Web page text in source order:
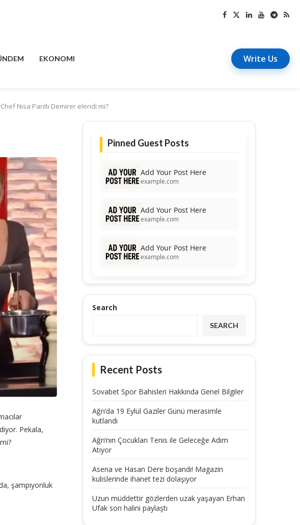
EKONOMI Write Us
Nisa Parıltı Demirer elendi mi?
Pekala,
şampiyonluk
Pinned Guest Posts
Add Your Post Here
example.com
Add Your Post Here
example.com
Add Your Post Here
example.com
Search
SEARCH
Recent Posts
Sovabet Spor Bahisleri Hakkında Genel Bilgiler
Ağrı’da 19 Eylül Gaziler Günü merasimle
kutlandı
Ağrı’nın Çocukları Tenis ile Geleceğe Adım
Atıyor
Asena ve Hasan Dere boşandı! Magazin
kulislerinde ihanet tezi dolaşıyor
Uzun müddettir gözlerden uzak yaşayan Erhan
Ufak son halini paylaştı